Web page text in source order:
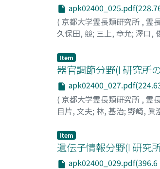
( 京都大学霊長類研究所 , 霊
久保田, 競; 三上, 章允; 澤口,
Item
器官調節分野(I 研究所
( 京都大学霊長類研究所 , 霊
目片, 文夫; 林, 基治; 野崎, 眞
Item
遺伝子情報分野(I 研究
apk02400_029.pdf(396.6